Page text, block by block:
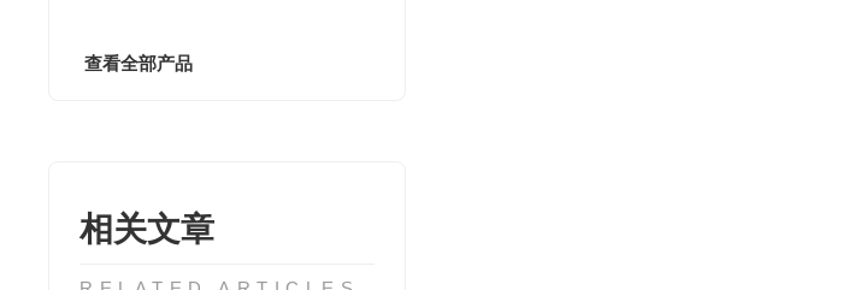
查看全部产品
相关文章